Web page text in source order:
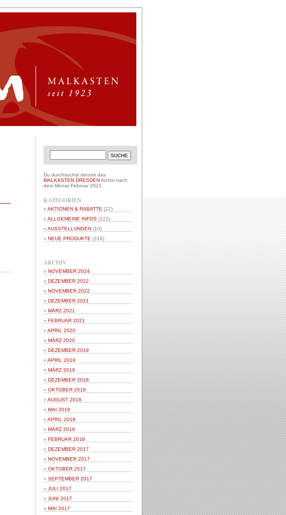
Du durchsuchst derzeit das
MALKASTEN DRESDENArchiv nach
dem Monat Februar 2021.
KATEGORIEN
AKTIONEN & RABATTE (22)
ALLGEMEINE INFOS (122)
AUSSTELLUNGEN (10)
NEUE PRODUKTE (310)
ARCHIV
NOVEMBER 2024
DEZEMBER 2022
NOVEMBER 2022
DEZEMBER 2021
MÄRZ 2021
FEBRUAR 2021
APRIL 2020
MÄRZ 2020
DEZEMBER 2019
APRIL 2019
MÄRZ 2019
DEZEMBER 2018
OKTOBER 2018
AUGUST 2018
MAI 2018
APRIL 2018
MÄRZ 2018
FEBRUAR 2018
DEZEMBER 2017
NOVEMBER 2017
OKTOBER 2017
SEPTEMBER 2017
JULI 2017
JUNI 2017
MAI 2017